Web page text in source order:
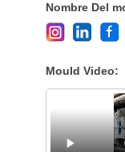
Nombre Del
Mould Video: